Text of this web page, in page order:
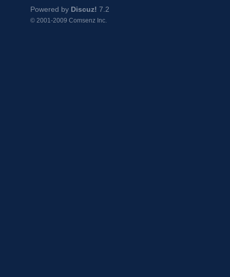
Powered by Discuz! 7.2
© 2001-2009 Comsenz Inc.